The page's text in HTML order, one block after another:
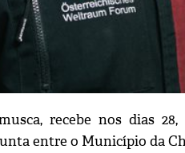
recebe nos dias
entre o Município da